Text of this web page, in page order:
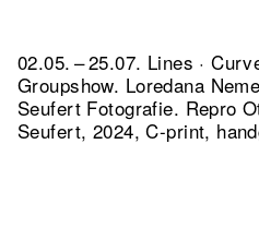
02.05. – 25.07. Lines ·
Groupshow. Loredana
Seufert Fotografie. Repro
Seufert, 2024, C-print,